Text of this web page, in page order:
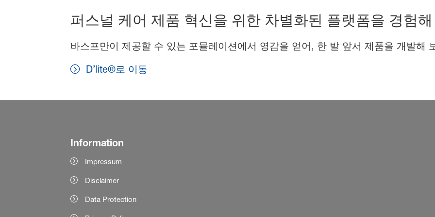
퍼스널 케어 제품 혁신을 위한 차별화된 플랫폼을 경험
바스프만이 제공할 수 있는 포뮬레이션에서 영감을 얻어, 한 발 앞서 제품을 개발해
D’lite®로 이동
Information
Impressum
Disclaimer
Data Protection